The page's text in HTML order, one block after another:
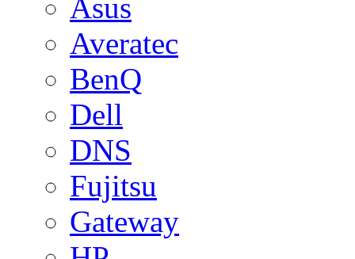
Asus
Averatec
BenQ
Dell
DNS
Fujitsu
Gateway